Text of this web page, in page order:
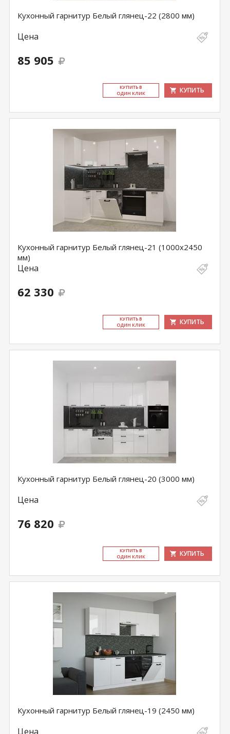
Кухонный гарнитур Белый глянец-22 (2800 мм)
Цена
85 905
КУ­ПИТЬ В
ОДИН КЛИК
КУПИТЬ
Кухонный гарнитур Белый глянец-21 (1000х2450
мм)
Цена
62 330
КУ­ПИТЬ В
ОДИН КЛИК
КУПИТЬ
Кухонный гарнитур Белый глянец-20 (3000 мм)
Цена
76 820
КУ­ПИТЬ В
ОДИН КЛИК
КУПИТЬ
Кухонный гарнитур Белый глянец-19 (2450 мм)
Цена